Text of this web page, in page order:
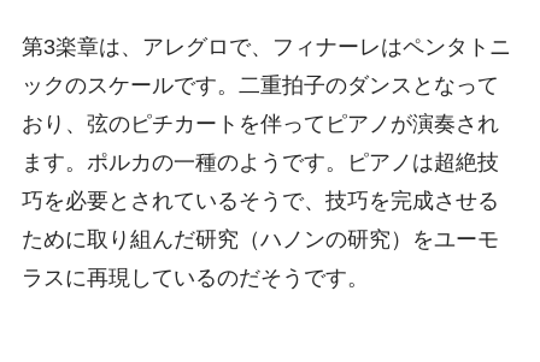
第3楽章は、アレグロで、フィナーレはペンタトニ
ックのスケールです。二重拍子のダンスとなって
おり、弦のピチカートを伴ってピアノが演奏され
ます。ポルカの一種のようです。ピアノは超絶技
巧を必要とされているそうで、技巧を完成させる
ために取り組んだ研究（ハノンの研究）をユーモ
ラスに再現しているのだそうです。